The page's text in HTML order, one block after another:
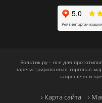
Вольтик.ру – все для
зарегистрированная торговая
запрещено и
› Карта сайта ›